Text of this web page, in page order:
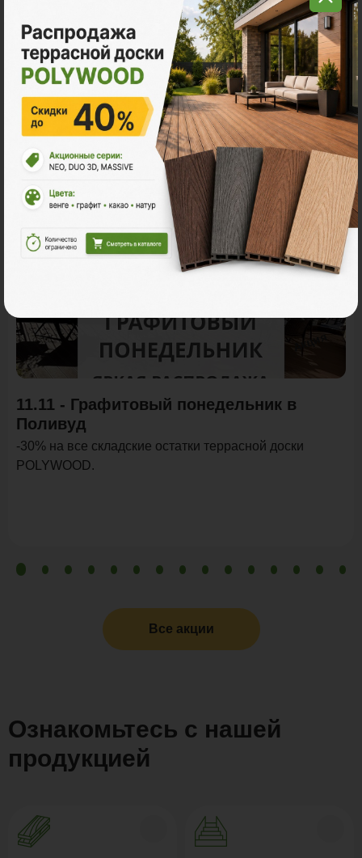
В корзину Рассчитать
Акции
Акция
11.11 - Графитовый понедельник в
Поливуд
-30% на все складские остатки террасной доски
POLYWOOD.
Все акции
Ознакомьтесь с нашей
продукцией